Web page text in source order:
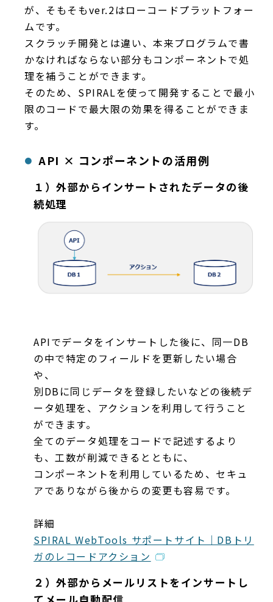
が、そもそもver.2はローコードプラットフォー
ムです。
スクラッチ開発とは違い、本来プログラムで書
かなければならない部分もコンポーネントで処
理を補うことができます。
そのため、SPIRALを使って開発することで最小
限のコードで最大限の効果を得ることができま
す。
API × コンポーネントの活用例
１）外部からインサートされたデータの後
続処理
APIでデータをインサートした後に、同一DB
の中で特定のフィールドを更新したい場合
や、
別DBに同じデータを登録したいなどの後続デ
ータ処理を、アクションを利用して行うこと
ができます。
全てのデータ処理をコードで記述するより
も、工数が削減できるとともに、
コンポーネントを利用しているため、セキュ
アでありながら後からの変更も容易です。
詳細
SPIRAL WebTools サポートサイト｜DBトリ
ガのレコードアクション
２）外部からメールリストをインサートし